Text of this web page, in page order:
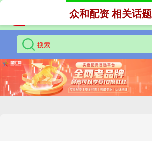
众和配资 相关话题